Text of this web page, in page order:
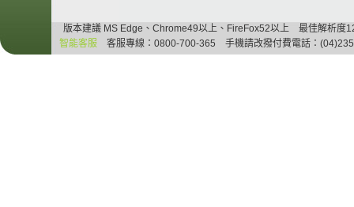
版本建議 MS Edge、Chrome49以上、FireFox52以上 最佳解析度
智能客服 客服專線：0800-700-365　手機請改撥付費電話：